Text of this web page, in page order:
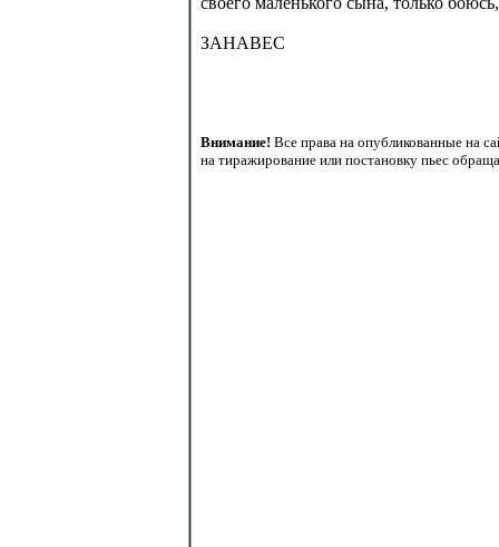
ЗАНАВЕС
Внимание! Все права на опубликованные на
на тиражирование или постановку пьес